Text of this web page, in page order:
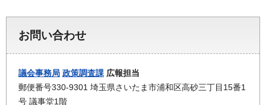
お問い合わせ
議会事務局 政策調査課 広報担当
郵便番号330-9301 埼玉県さいたま市浦和区高砂三丁目15番1
号 議事堂1階